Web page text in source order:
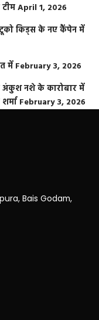
April 1, 2026
किड्स के नए कैंपेन में
में February 3, 2026
अंकुश नशे के कारोबार में
February 3, 2026
Bais Godam,